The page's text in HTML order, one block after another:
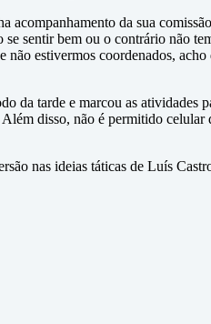
acompanhamento da sua
sentir bem ou o contrário não
não estivermos coordenados,
da tarde e marcou as atividades
disso, não é permitido
nas ideias táticas de Luís